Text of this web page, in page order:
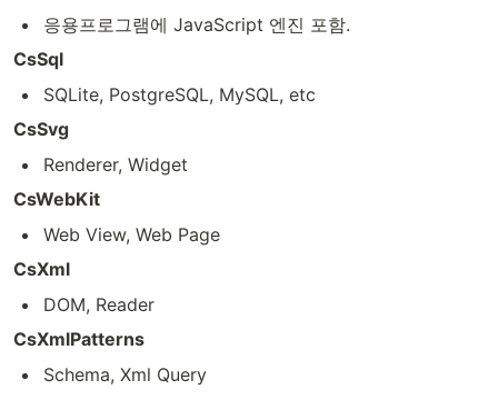
응용프로그램에 JavaScript 엔진 포함.
CsSql
SQLite, PostgreSQL, MySQL, etc
CsSvg
Renderer, Widget
CsWebKit
Web View, Web Page
CsXml
DOM, Reader
CsXmlPatterns
Schema, Xml Query